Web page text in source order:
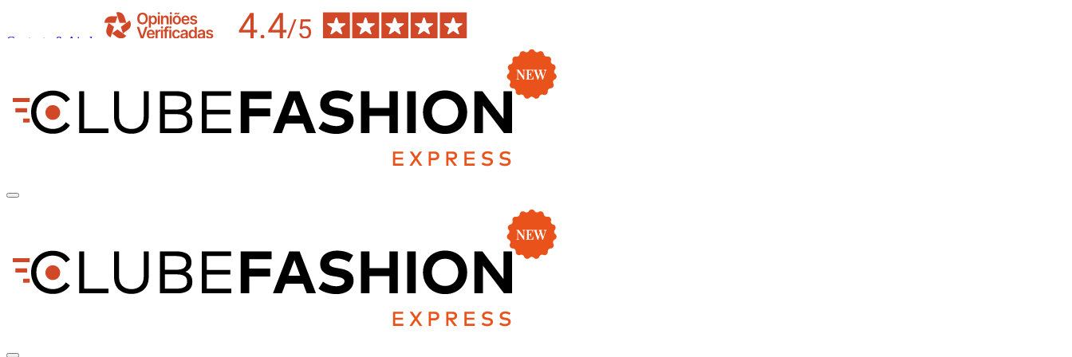
Contacto & Ajuda